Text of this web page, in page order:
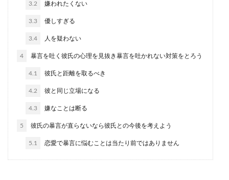
男性が可愛いと思うのはどんな女性なのでしょう
性の仕草や特...
持っていくべき持ち物リスト
いろいろとあります。その中でも、特に女性には
3.2 嫌われたくない
3.3 優しすぎる
3.4 人を疑わない
4 暴言を吐く彼氏の心理を見抜き暴言を吐かれない対策をとろう
4.1 彼氏と距離を取るべき
4.2 彼と同じ立場になる
4.3 嫌なことは断る
5 彼氏の暴言が直らないなら彼氏との今後を考えよう
5.1 恋愛で暴言に悩むことは当たり前ではありません